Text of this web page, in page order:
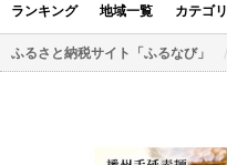
ランキング 地域一覧 カテゴリ
ふるさと納税サイト「ふるなび」